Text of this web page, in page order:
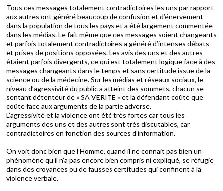
Tous ces messages totalement contradictoires les uns par rapport
aux autres ont généré beaucoup de confusion et d’énervement
dans la population de tous les pays et a été largement commentée
dans les médias. Le fait même que ces messages soient changeants
et parfois totalement contradictoires a généré d’intenses débats
et prises de positions opposées. Les avis des uns et des autres
étaient parfois divergents, ce qui est totalement logique face à des
messages changeants dans le temps et sans certitude issue de la
science ou de la médecine. Sur les médias et réseaux sociaux, le
niveau d’agressivité du public a atteint des sommets, chacun se
sentant détenteur de « SA VERITE » et la défendant coûte que
coûte face aux arguments de la partie adverse.
L’agressivité et la violence ont été très fortes car tous les
arguments des uns et des autres sont très discutables, car
contradictoires en fonction des sources d’information.
On voit donc bien que l’Homme, quand il ne connait pas bien un
phénomène qu’il n’a pas encore bien compris ni expliqué, se réfugie
dans des croyances ou de fausses certitudes qui confinent à la
violence verbale.